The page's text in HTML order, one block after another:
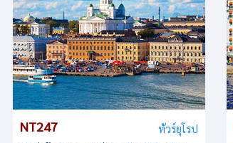
NT247 ทัวร์ยุโรป